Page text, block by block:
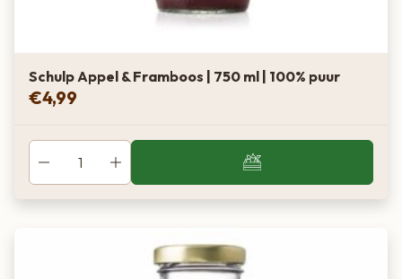
Schulp Appel & Framboos | 750 ml | 100% puur
€4,99